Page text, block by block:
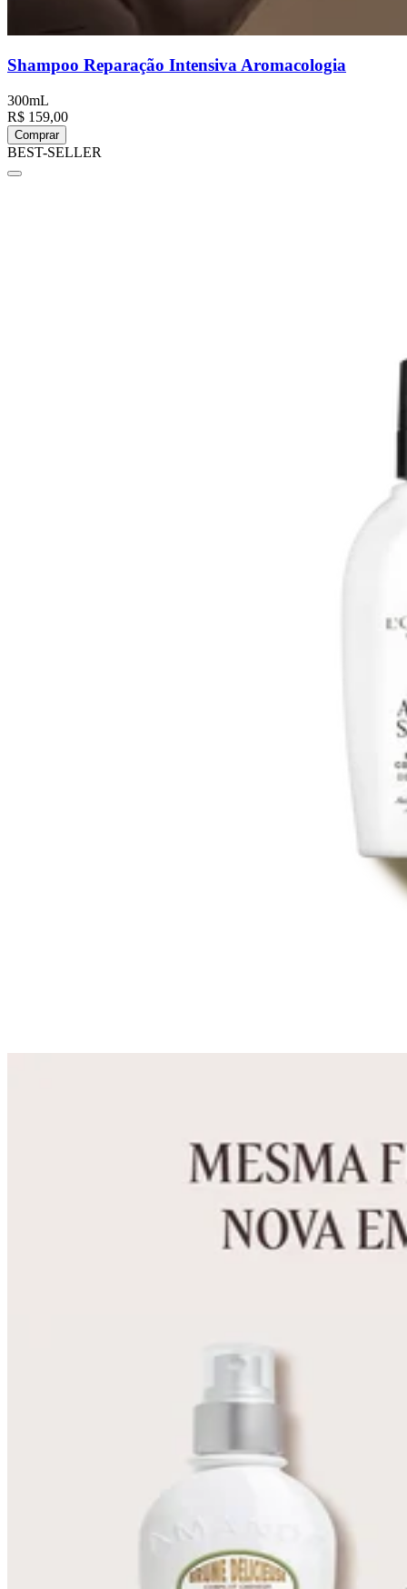
Shampoo Reparação Intensiva Aromacologia
300mL
R$ 159,00
Comprar
BEST-SELLER